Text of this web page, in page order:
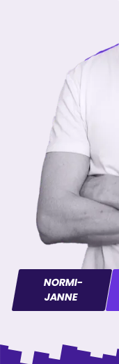
NORMI-
JANNE